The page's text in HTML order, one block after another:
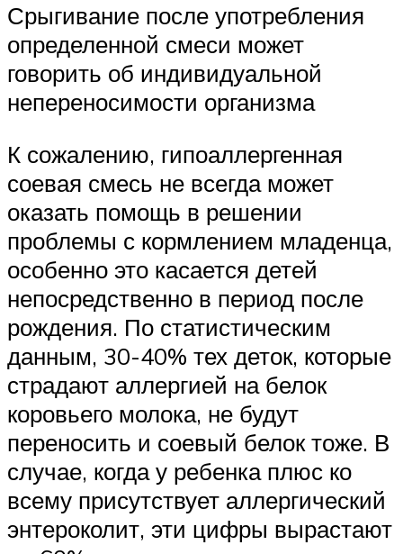
Срыгивание после употребления
определенной смеси может
говорить об индивидуальной
непереносимости организма
К сожалению, гипоаллергенная
соевая смесь не всегда может
оказать помощь в решении
проблемы с кормлением младенца,
особенно это касается детей
непосредственно в период после
рождения. По статистическим
данным, 30-40% тех деток, которые
страдают аллергией на белок
коровьего молока, не будут
переносить и соевый белок тоже. В
случае, когда у ребенка плюс ко
всему присутствует аллергический
энтероколит, эти цифры вырастают